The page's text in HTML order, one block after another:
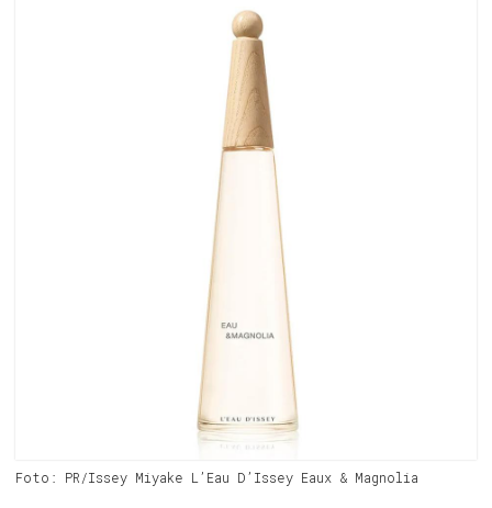
Foto: PR/Issey Miyake L’Eau D’Issey Eaux & Magnolia